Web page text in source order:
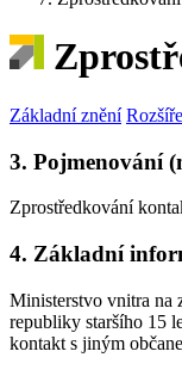
Základní znění
3. Pojmenování
Zprostředkování
4. Základní
Ministerstvo vnitra na
republiky staršího 15
kontakt s jiným